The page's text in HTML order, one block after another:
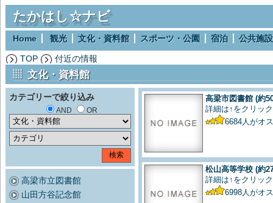
たかはし☆ナビ
Home 観光 文化・資料館 スポーツ・公園 宿泊 公共施設
TOP 付近の情報
文化・資料館
カテゴリーで絞り込み
AND OR
高梁市立図書館
山田方谷記念館
高梁市図書館 (約
詳細は↑をクリック
6684 人がオ
松山高等学校 (約
詳細は↑をクリック
6998 人がオ